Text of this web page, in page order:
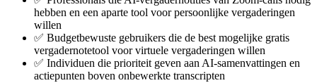
hebben en een aparte tool voor persoonlijke vergaderingen
willen
✅ Budgetbewuste gebruikers die de best mogelijke gratis
vergadernotetool voor virtuele vergaderingen willen
✅ Individuen die prioriteit geven aan AI-samenvattingen en
actiepunten boven onbewerkte transcripten